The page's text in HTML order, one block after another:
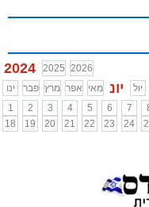
2024 2025 2026
ינו
פבר מרץ אפר מאי יונ יול
1
2 3 4 5 6 7
18
19 20 21 22 23 24